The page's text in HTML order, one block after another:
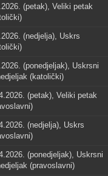
(petak), Veliki petak
(nedjelja), Uskrs
(ponedjeljak), Uskrsni
(katolički)
(petak), Veliki petak
(nedjelja), Uskrs
(ponedjeljak), Uskrsni
(pravoslavni)